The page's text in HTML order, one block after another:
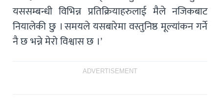
यससम्बन्धी विभिन्न प्रतिक्रियाहरुलाई मैले नजिकबाट
नियालेकी छु । समयले यसबारेमा वस्तुनिष्ठ मूल्यांकन गर्ने
नै छ भन्ने मेरो विश्वास छ ।’
ADVERTISEMENT